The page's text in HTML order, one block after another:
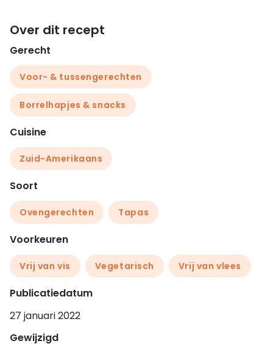
Over dit recept
Gerecht
Voor- & tussengerechten
Borrelhapjes & snacks
Cuisine
Zuid-Amerikaans
Soort
Ovengerechten Tapas
Voorkeuren
Vrij van vis Vegetarisch Vrij van vlees
Publicatiedatum
27 januari 2022
Gewijzigd